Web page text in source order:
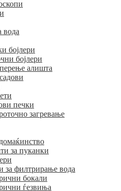
вода
бојлери
бојлери
алишта
печки
загревање
за пуканки
за филтрирање вода
бокали
ѓезвиња